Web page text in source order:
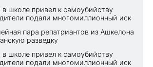
в школе привел к самоубийству
подали многомиллионный иск
пара репатриантов из Ашкелона
разведку
в школе привел к самоубийству
подали многомиллионный иск